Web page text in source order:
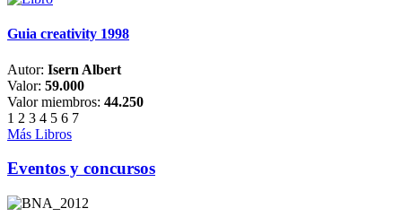
Guia creativity 1998
Autor: Isern Albert
Valor: 59.000
Valor miembros: 44.250
1 2 3 4 5 6 7
Más Libros
Eventos y concursos